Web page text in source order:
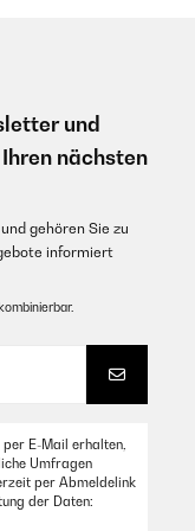
und
nächsten
gehören Sie zu
informiert
per E-Mail erhalten,
Umfragen
per Abmeldelink
der Daten: